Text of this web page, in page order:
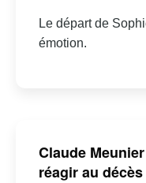
Le départ de
émotion.
Claude
réagir au